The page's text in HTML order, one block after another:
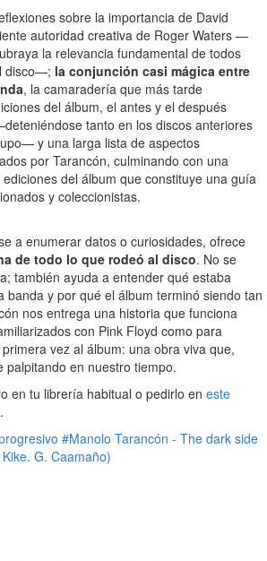
sobre la importancia de David
autoridad creativa de Roger Waters —
la relevancia fundamental de todos
disco—; la conjunción casi mágica entre
, la camaradería que más tarde
del álbum, el antes y el después
tanto en los discos anteriores
y una larga lista de aspectos
por Tarancón, culminando con una
del álbum que constituye una guía
y coleccionistas.
a enumerar datos o curiosidades, ofrece
de todo lo que rodeó al disco. No se
también ayuda a entender qué estaba
banda y por qué el álbum terminó siendo tan
nos entrega una historia que funciona
con Pink Floyd como para
vez al álbum: una obra viva que,
palpitando en nuestro tiempo.
en tu librería habitual o pedirlo en este
#Manolo Tarancón - The dark side
G. Caamaño)